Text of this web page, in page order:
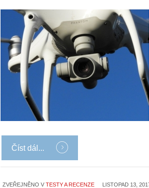
Číst dál...
ZVEŘEJNĚNO V TESTY A RECENZE LISTOPAD 13,